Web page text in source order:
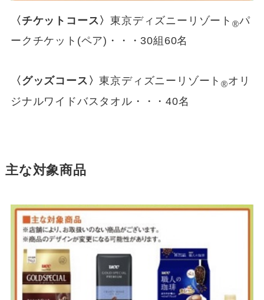
〈チケットコース〉東京ディズニーリゾート®パ
ークチケット(ペア)・・・30組60名
〈グッズコース〉東京ディズニーリゾート®オリ
ジナルワイドバスタオル・・・40名
主な対象商品